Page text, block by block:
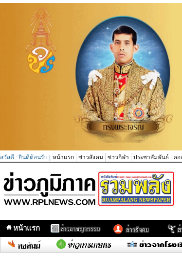
สวัสดี : ยินดีต้อนรับ | หน้าแรก ข่าวสังคม ข่าวกีฬา ประชาสัมพันธ์ คอ
หน้าแรก